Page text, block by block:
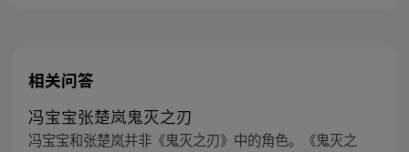
相关问答
冯宝宝张楚岚鬼灭之刃
冯宝宝和张楚岚并非《鬼灭之刃》中的角色。《鬼灭之